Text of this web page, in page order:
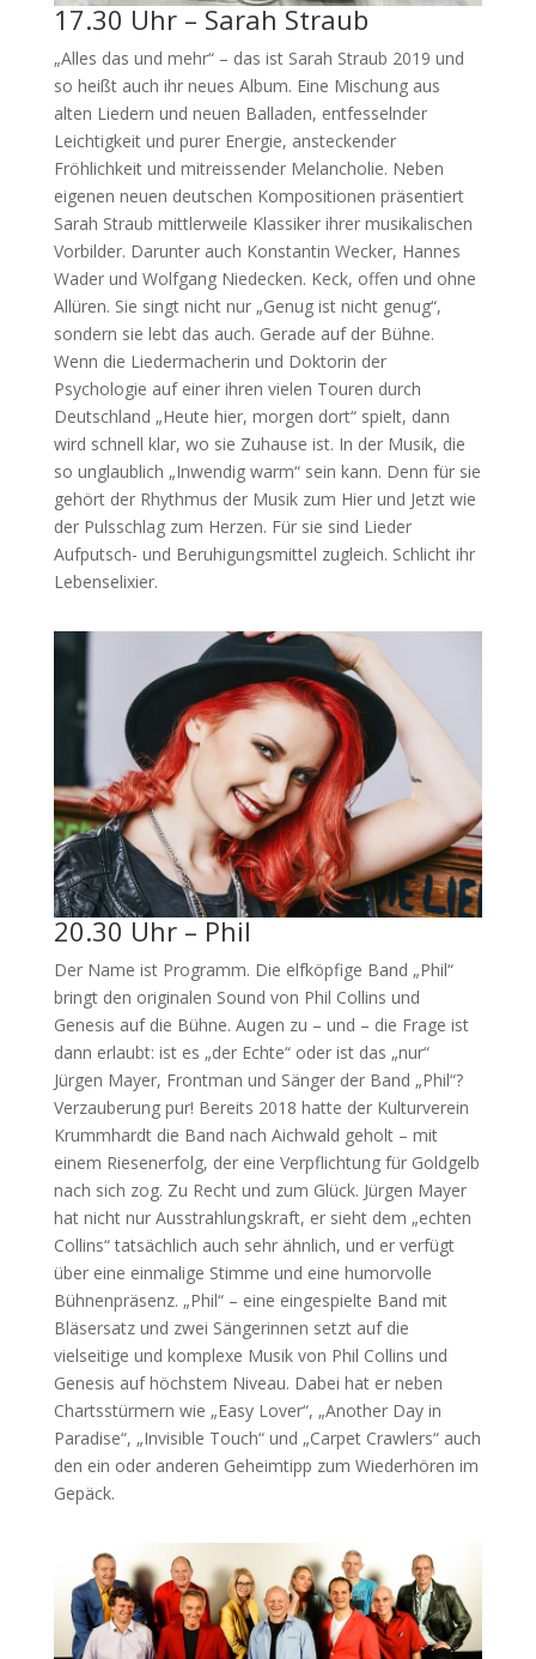
17.30 Uhr – Sarah Straub
„Alles das und mehr“ – das ist Sarah Straub 2019 und
so heißt auch ihr neues Album. Eine Mischung aus
alten Liedern und neuen Balladen, entfesselnder
Leichtigkeit und purer Energie, ansteckender
Fröhlichkeit und mitreissender Melancholie. Neben
eigenen neuen deutschen Kompositionen präsentiert
Sarah Straub mittlerweile Klassiker ihrer musikalischen
Vorbilder. Darunter auch Konstantin Wecker, Hannes
Wader und Wolfgang Niedecken. Keck, offen und ohne
Allüren. Sie singt nicht nur „Genug ist nicht genug“,
sondern sie lebt das auch. Gerade auf der Bühne.
Wenn die Liedermacherin und Doktorin der
Psychologie auf einer ihren vielen Touren durch
Deutschland „Heute hier, morgen dort“ spielt, dann
wird schnell klar, wo sie Zuhause ist. In der Musik, die
so unglaublich „Inwendig warm“ sein kann. Denn für sie
gehört der Rhythmus der Musik zum Hier und Jetzt wie
der Pulsschlag zum Herzen. Für sie sind Lieder
Aufputsch- und Beruhigungsmittel zugleich. Schlicht ihr
Lebenselixier.
20.30 Uhr – Phil
Der Name ist Programm. Die elfköpfige Band „Phil“
bringt den originalen Sound von Phil Collins und
Genesis auf die Bühne. Augen zu – und – die Frage ist
dann erlaubt: ist es „der Echte“ oder ist das „nur“
Jürgen Mayer, Frontman und Sänger der Band „Phil“?
Verzauberung pur! Bereits 2018 hatte der Kulturverein
Krummhardt die Band nach Aichwald geholt – mit
einem Riesenerfolg, der eine Verpflichtung für Goldgelb
nach sich zog. Zu Recht und zum Glück. Jürgen Mayer
hat nicht nur Ausstrahlungskraft, er sieht dem „echten
Collins“ tatsächlich auch sehr ähnlich, und er verfügt
über eine einmalige Stimme und eine humorvolle
Bühnenpräsenz. „Phil“ – eine eingespielte Band mit
Bläsersatz und zwei Sängerinnen setzt auf die
vielseitige und komplexe Musik von Phil Collins und
Genesis auf höchstem Niveau. Dabei hat er neben
Chartsstürmern wie „Easy Lover“, „Another Day in
Paradise“, „Invisible Touch“ und „Carpet Crawlers“ auch
den ein oder anderen Geheimtipp zum Wiederhören im
Gepäck.